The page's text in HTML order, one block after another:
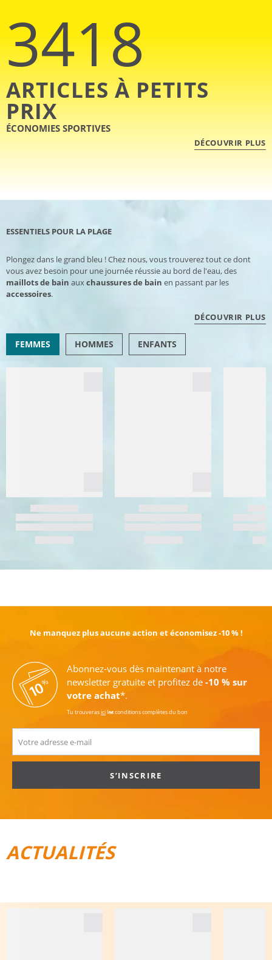
3418
ARTICLES À PETITS
PRIX
ÉCONOMIES SPORTIVES
DÉCOUVRIR PLUS
ESSENTIELS POUR LA PLAGE
Plongez dans le grand bleu ! Chez nous, vous trouverez tout ce dont
vous avez besoin pour une journée réussie au bord de l'eau, des
maillots de bain auxchaussures de bain en passant par les
accessoires.
DÉCOUVRIR PLUS
FEMMES HOMMES ENFANTS
Ne manquez plus aucune action et économisez -10 % !
Abonnez-vous dès maintenant à notre
newsletter gratuite et profitez de -10 % sur
votre achat*.
Tu trouverasiciles conditions complètes du bon
S’INSCRIRE
ACTUALITÉS